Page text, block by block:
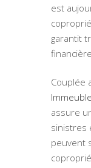
est
garantit
financière.
Couplée
Immeuble
assure
sinistres
peuvent